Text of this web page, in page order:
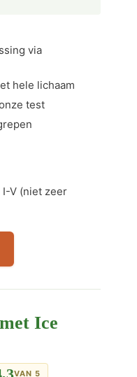
via
hele lichaam
test
V (niet zeer
Ice
VAN 5